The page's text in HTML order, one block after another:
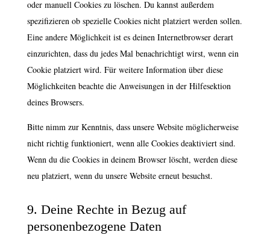
oder manuell Cookies zu löschen. Du kannst außerdem
spezifizieren ob spezielle Cookies nicht platziert werden sollen.
Eine andere Möglichkeit ist es deinen Internetbrowser derart
einzurichten, dass du jedes Mal benachrichtigt wirst, wenn ein
Cookie platziert wird. Für weitere Information über diese
Möglichkeiten beachte die Anweisungen in der Hilfesektion
deines Browsers.
Bitte nimm zur Kenntnis, dass unsere Website möglicherweise
nicht richtig funktioniert, wenn alle Cookies deaktiviert sind.
Wenn du die Cookies in deinem Browser löscht, werden diese
neu platziert, wenn du unsere Website erneut besuchst.
9. Deine Rechte in Bezug auf
personenbezogene Daten